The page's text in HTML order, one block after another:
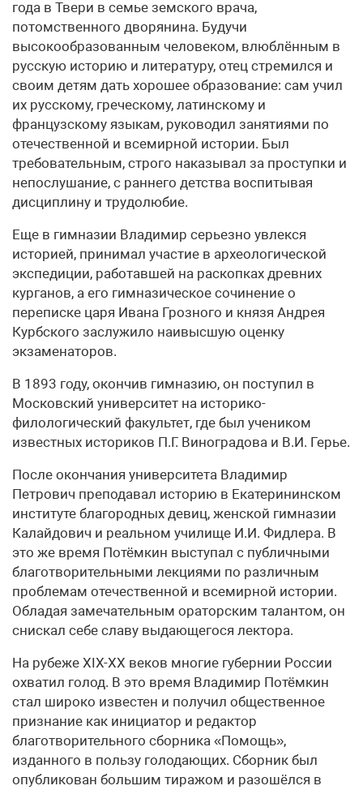
года в Твери в семье земского врача,
потомственного дворянина. Будучи
высокообразованным человеком, влюблённым в
русскую историю и литературу, отец стремился и
своим детям дать хорошее образование: сам учил
их русскому, греческому, латинскому и
французскому языкам, руководил занятиями по
отечественной и всемирной истории. Был
требовательным, строго наказывал за проступки и
непослушание, с раннего детства воспитывая
дисциплину и трудолюбие.
Еще в гимназии Владимир серьезно увлекся
историей, принимал участие в археологической
экспедиции, работавшей на раскопках древних
курганов, а его гимназическое сочинение о
переписке царя Ивана Грозного и князя Андрея
Курбского заслужило наивысшую оценку
экзаменаторов.
В 1893 году, окончив гимназию, он поступил в
Московский университет на историко-
филологический факультет, где был учеником
известных историков П.Г. Виноградова и В.И. Герье.
После окончания университета Владимир
Петрович преподавал историю в Екатерининском
институте благородных девиц, женской гимназии
Калайдович и реальном училище И.И. Фидлера. В
это же время Потёмкин выступал с публичными
благотворительными лекциями по различным
проблемам отечественной и всемирной истории.
Обладая замечательным ораторским талантом, он
снискал себе славу выдающегося лектора.
На рубеже ХIХ-ХХ веков многие губернии России
охватил голод. В это время Владимир Потёмкин
стал широко известен и получил общественное
признание как инициатор и редактор
благотворительного сборника «Помощь»,
изданного в пользу голодающих. Сборник был
опубликован большим тиражом и разошёлся в